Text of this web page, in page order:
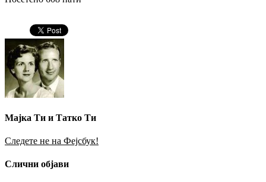
Мајка Ти и Татко Ти
Следете не на Фејсбук!
Слични објави